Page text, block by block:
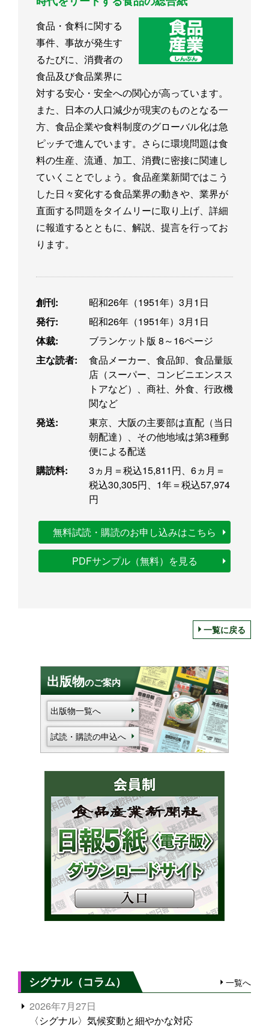
食品・食料に関する
事件、事故が発生す
るたびに、消費者の
食品及び食品業界に
対する安心・安全への関心が高っています。
また、日本の人口減少が現実のものとなる一
方、食品企業や食料制度のグローバル化は急
ピッチで進んでいます。さらに環境問題は食
料の生産、流通、加工、消費に密接に関連し
ていくことでしょう。食品産業新聞ではこう
した日々変化する食品業界の動きや、業界が
直面する問題をタイムリーに取り上げ、詳細
に報道するとともに、解説、提言を行ってお
ります。
創刊:
昭和26年（1951年）3月1日
発行:
昭和26年（1951年）3月1日
体裁:
ブランケット版 8～16ページ
主な読者:
食品メーカー、食品卸、食品量販
店（スーパー、コンビニエンスス
トアなど）、商社、外食、行政機
関など
発送:
東京、大阪の主要部は直配（当日
朝配達）、その他地域は第3種郵
便による配送
購読料:
3ヵ月＝税込15,811円、6ヵ月＝
税込30,305円、1年＝税込57,974
円
無料試読・購読のお申し込みはこちら
PDFサンプル（無料）を見る
一覧に戻る
出版物のご案内
出版物一覧へ
試読・購読の申込へ
シグナル（コラム） 一覧へ
2026年7月27日
〈シグナル〉気候変動と細やかな対応